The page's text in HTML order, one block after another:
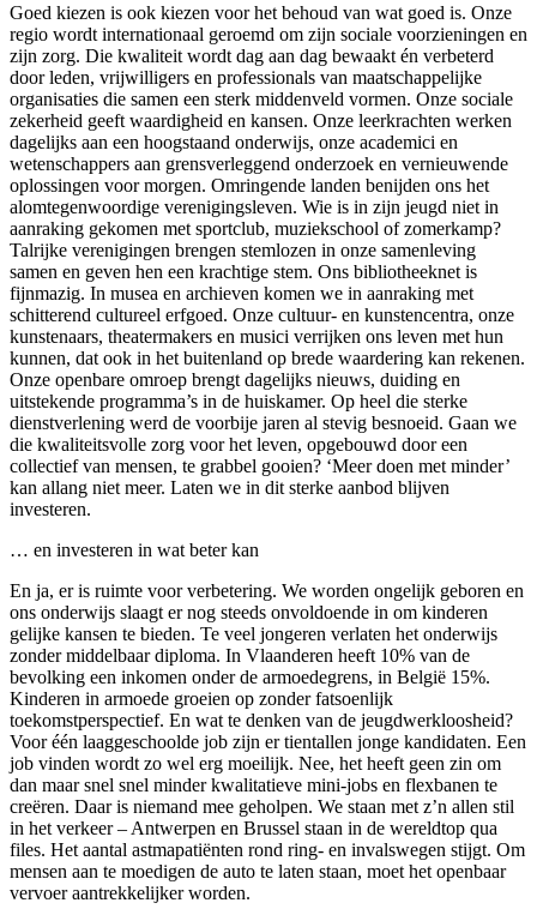
Goed kiezen is ook kiezen voor het behoud van wat goed is. Onze
regio wordt internationaal geroemd om zijn sociale voorzieningen en
zijn zorg. Die kwaliteit wordt dag aan dag bewaakt én verbeterd
door leden, vrijwilligers en professionals van maatschappelijke
organisaties die samen een sterk middenveld vormen. Onze sociale
zekerheid geeft waardigheid en kansen. Onze leerkrachten werken
dagelijks aan een hoogstaand onderwijs, onze academici en
wetenschappers aan grensverleggend onderzoek en vernieuwende
oplossingen voor morgen. Omringende landen benijden ons het
alomtegenwoordige verenigingsleven. Wie is in zijn jeugd niet in
aanraking gekomen met sportclub, muziekschool of zomerkamp?
Talrijke verenigingen brengen stemlozen in onze samenleving
samen en geven hen een krachtige stem. Ons bibliotheeknet is
fijnmazig. In musea en archieven komen we in aanraking met
schitterend cultureel erfgoed. Onze cultuur- en kunstencentra, onze
kunstenaars, theatermakers en musici verrijken ons leven met hun
kunnen, dat ook in het buitenland op brede waardering kan rekenen.
Onze openbare omroep brengt dagelijks nieuws, duiding en
uitstekende programma’s in de huiskamer. Op heel die sterke
dienstverlening werd de voorbije jaren al stevig besnoeid. Gaan we
die kwaliteitsvolle zorg voor het leven, opgebouwd door een
collectief van mensen, te grabbel gooien? ‘Meer doen met minder’
kan allang niet meer. Laten we in dit sterke aanbod blijven
investeren.
… en investeren in wat beter kan
En ja, er is ruimte voor verbetering. We worden ongelijk geboren en
ons onderwijs slaagt er nog steeds onvoldoende in om kinderen
gelijke kansen te bieden. Te veel jongeren verlaten het onderwijs
zonder middelbaar diploma. In Vlaanderen heeft 10% van de
bevolking een inkomen onder de armoedegrens, in België 15%.
Kinderen in armoede groeien op zonder fatsoenlijk
toekomstperspectief. En wat te denken van de jeugdwerkloosheid?
Voor één laaggeschoolde job zijn er tientallen jonge kandidaten. Een
job vinden wordt zo wel erg moeilijk. Nee, het heeft geen zin om
dan maar snel snel minder kwalitatieve mini-jobs en flexbanen te
creëren. Daar is niemand mee geholpen. We staan met z’n allen stil
in het verkeer – Antwerpen en Brussel staan in de wereldtop qua
files. Het aantal astmapatiënten rond ring- en invalswegen stijgt. Om
mensen aan te moedigen de auto te laten staan, moet het openbaar
vervoer aantrekkelijker worden.